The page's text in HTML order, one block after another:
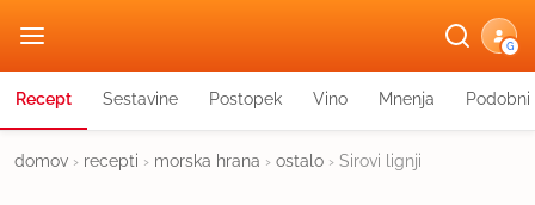
G
Recept Sestavine Postopek Vino Mnenja
domov › recepti › morska hrana › ostalo › Sirovi lignji